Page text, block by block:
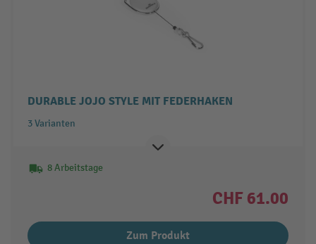
DURABLE JOJO STYLE MIT FEDERHAKEN
3 Varianten
8 Arbeitstage
CHF 61.00
Zum Produkt